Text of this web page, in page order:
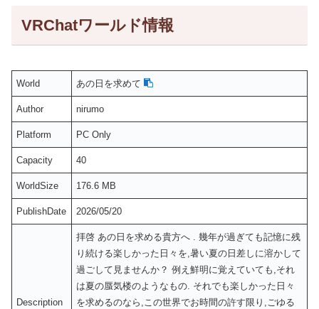
VRChatワールド情報
World あの日を求めて
Author nirumo
Platform PC Only
Capacity 40
WorldSize 176.6 MB
PublishDate 2026/05/20
Description
拝啓 あの日を求める貴方へ . 幾年が過ぎても記憶に残
り続ける楽しかった日々を,暑い夏の日差しに溶かして
過ごして見ませんか？ 例え鮮明に覚えていても,それ
は夏の蜃気楼のようなもの. それでも楽しかった日々
を求めるのなら,この世界でお時間の許す限り,ごゆる